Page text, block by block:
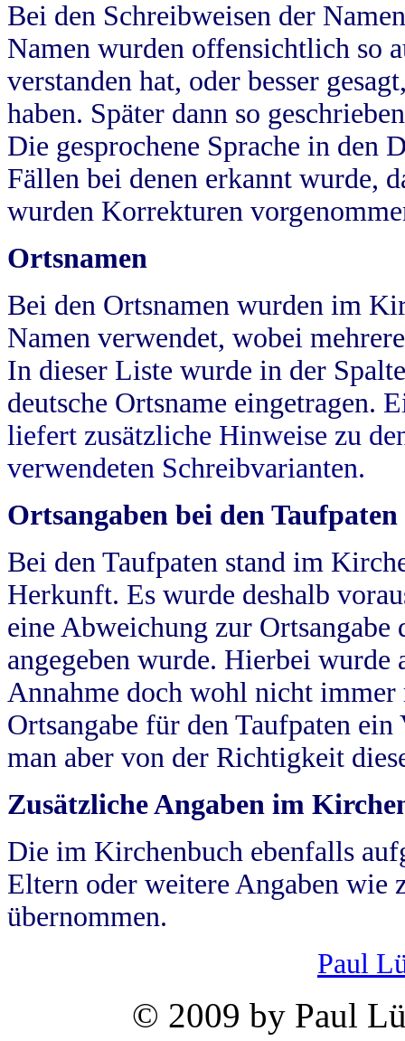
Bei den Schreibweisen der
Namen wurden offensichtlich so
verstanden hat, oder besser
haben. Später dann so
Die gesprochene Sprache in
Fällen bei denen erkannt wurde,
wurden Korrekturen
Ortsnamen
Bei den Ortsnamen wurden im
Namen verwendet, wobei
In dieser Liste wurde in der
deutsche Ortsname eingetragen.
liefert zusätzliche Hinweise zu
verwendeten Schreibvarianten.
Ortsangaben bei den Taufpaten
Bei den Taufpaten stand im
Herkunft. Es wurde deshalb
eine Abweichung zur
angegeben wurde. Hierbei wurde
Annahme doch wohl nicht
Ortsangabe für den Taufpaten
man aber von der Richtigkeit
Zusätzliche Angaben im
Die im Kirchenbuch ebenfalls
Eltern oder weitere Angaben wie
übernommen.
Paul
© 2009 by Paul